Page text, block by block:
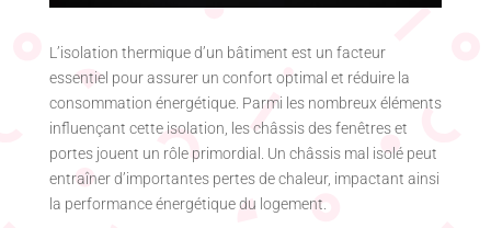
L’isolation thermique d’un bâtiment est un facteur
essentiel pour assurer un confort optimal et réduire la
consommation énergétique. Parmi les nombreux éléments
influençant cette isolation, les châssis des fenêtres et
portes jouent un rôle primordial. Un châssis mal isolé peut
entraîner d’importantes pertes de chaleur, impactant ainsi
la performance énergétique du logement.